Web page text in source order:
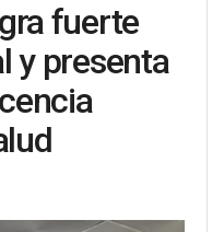
fuerte
y presenta